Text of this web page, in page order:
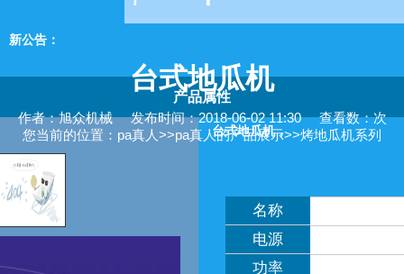
新公告：
台式地瓜机
作者：旭众机械 发布时间：2018-06-02 11:30
查看数：次
您当前的位置： pa真人 >>pa真人的产品展示>>烤地瓜机系列
产品属性
台式地瓜机，
名称
电源
功率